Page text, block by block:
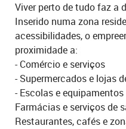
Viver perto de tudo faz a
Inserido numa zona
acessibilidades, o
proximidade a:
- Comércio e serviços
- Supermercados e lojas
- Escolas e
Farmácias e serviços de
Restaurantes, cafés e